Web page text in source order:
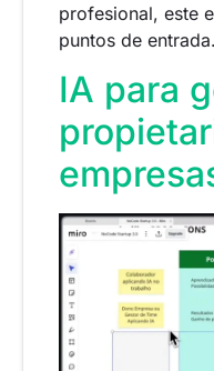
profesional, este
puntos de entrada.
IA para